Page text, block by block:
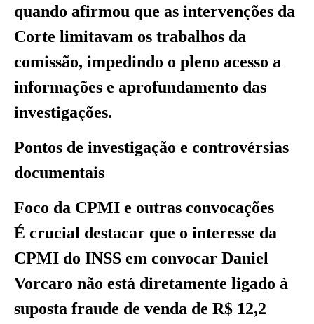
quando afirmou que as intervenções da
Corte limitavam os trabalhos da
comissão, impedindo o pleno acesso a
informações e aprofundamento das
investigações.
Pontos de investigação e controvérsias
documentais
Foco da CPMI e outras convocações
É crucial destacar que o interesse da
CPMI do INSS em convocar Daniel
Vorcaro não está diretamente ligado à
suposta fraude de venda de R$ 12,2